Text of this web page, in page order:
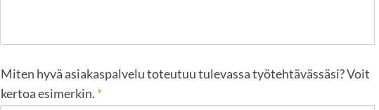
Miten hyvä asiakaspalvelu toteutuu tulevassa työtehtävässäsi? Voit
kertoa esimerkin. *